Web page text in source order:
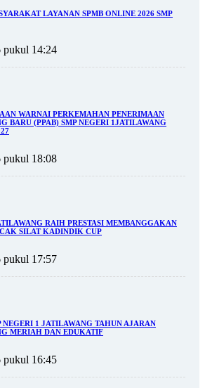
LAYANAN SPMB ONLINE 2026 SMP
pukul 14:24
WARNAI PERKEMAHAN PENERIMAAN
BARU (PPAB) SMP NEGERI 1JATILAWANG
pukul 18:08
RAIH PRESTASI MEMBANGGAKAN
SILAT KADINDIK CUP
pukul 17:57
NEGERI 1 JATILAWANG TAHUN AJARAN
MERIAH DAN EDUKATIF
pukul 16:45